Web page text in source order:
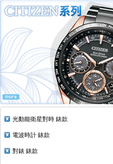
光動能衛星對時 錶款
電波時計 錶款
對錶 錶款